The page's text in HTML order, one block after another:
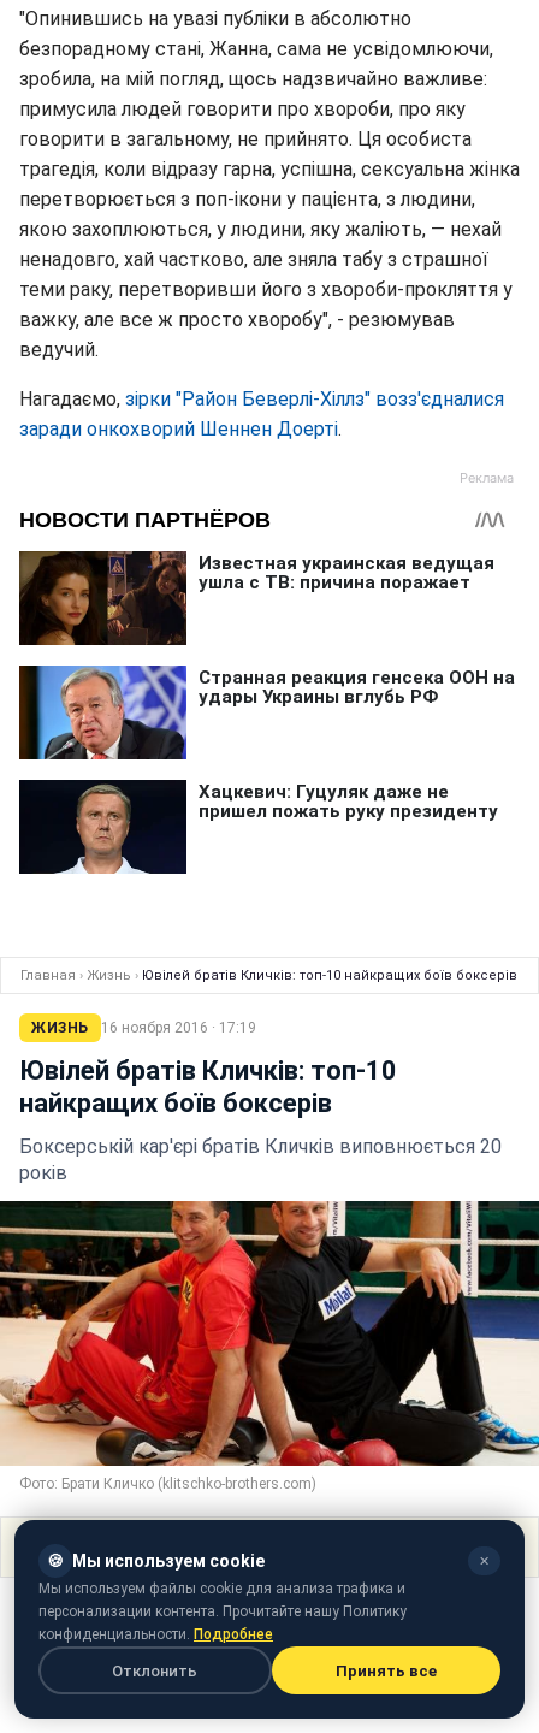
"Опинившись на увазі публіки в абсолютно
безпорадному стані, Жанна, сама не усвідомлюючи,
зробила, на мій погляд, щось надзвичайно важливе:
примусила людей говорити про хвороби, про яку
говорити в загальному, не прийнято. Ця особиста
трагедія, коли відразу гарна, успішна, сексуальна жінка
перетворюється з поп-ікони у пацієнта, з людини,
якою захоплюються, у людини, яку жаліють, — нехай
ненадовго, хай частково, але зняла табу з страшної
теми раку, перетворивши його з хвороби-прокляття у
важку, але все ж просто хворобу", - резюмував
ведучий.
Нагадаємо, зірки "Район Беверлі-Хіллз" возз'єдналися
заради онкохворий Шеннен Доерті.
Главная › Жизнь › Ювілей братів Кличків: топ-10 найкращих боїв боксерів
ЖИЗНЬ 16 ноября 2016 · 17:19
Ювілей братів Кличків: топ-10
найкращих боїв боксерів
Боксерській кар'єрі братів Кличків виповнюється 20
років
Фото: Брати Кличко (klitschko-brothers.com)
🍪 Мы используем cookie ✕
Мы используем файлы cookie для анализа трафика и
персонализации контента. Прочитайте нашу Политику
конфиденциальности. Подробнее
Отклонить Принять все